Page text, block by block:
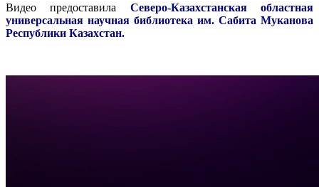
Видео предоставила Северо-Казахстанская областная
универсальная научная библиотека им. Сабита Муканова
Республики Казахстан.